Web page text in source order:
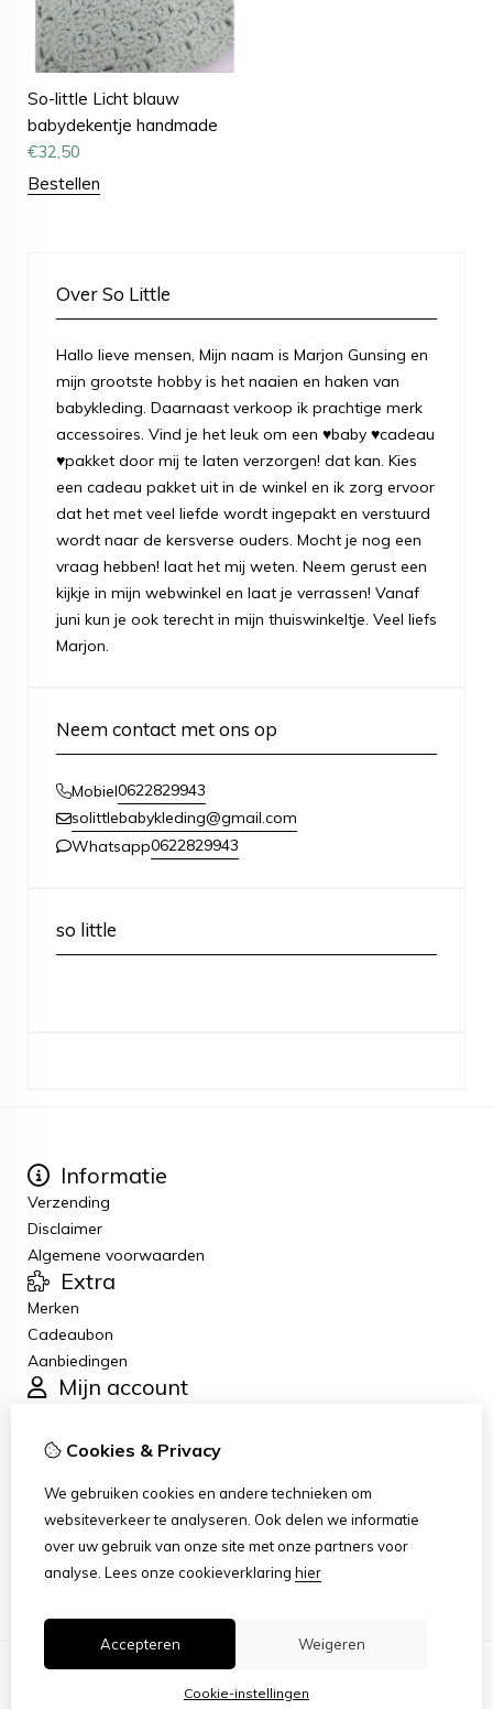
So-little Licht blauw
babydekentje handmade
€32,50
Bestellen
Over So Little
Hallo lieve mensen, Mijn naam is Marjon Gunsing en
mijn grootste hobby is het naaien en haken van
babykleding. Daarnaast verkoop ik prachtige merk
accessoires. Vind je het leuk om een ♥baby ♥cadeau
♥pakket door mij te laten verzorgen! dat kan. Kies
een cadeau pakket uit in de winkel en ik zorg ervoor
dat het met veel liefde wordt ingepakt en verstuurd
wordt naar de kersverse ouders. Mocht je nog een
vraag hebben! laat het mij weten. Neem gerust een
kijkje in mijn webwinkel en laat je verrassen! Vanaf
juni kun je ook terecht in mijn thuiswinkeltje. Veel liefs
Marjon.
Neem contact met ons op
Mobiel0622829943
solittlebabykleding@gmail.com
Whatsapp0622829943
so little
Informatie
Verzending
Disclaimer
Algemene voorwaarden
Extra
Merken
Cadeaubon
Aanbiedingen
Mijn account
Bestelhistorie
Klantenservice
Contact
Retourneren
Sitemap
Cookies & Privacy
We gebruiken cookies en andere technieken om
websiteverkeer te analyseren. Ook delen we informatie
over uw gebruik van onze site met onze partners voor
analyse. Lees onze cookieverklaring hier
Accepteren Weigeren
Cookie-instellingen